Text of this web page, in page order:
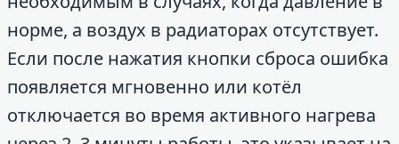
норме, а воздух в радиаторах отсутствует.
Если после нажатия кнопки сброса ошибка
появляется мгновенно или котёл
отключается во время активного нагрева